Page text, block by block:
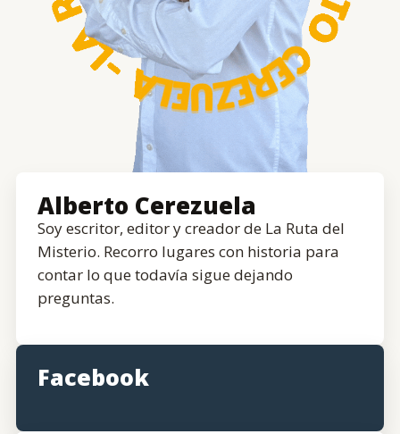
Alberto Cerezuela
Soy escritor, editor y creador de La Ruta del
Misterio. Recorro lugares con historia para
contar lo que todavía sigue dejando
preguntas.
Facebook